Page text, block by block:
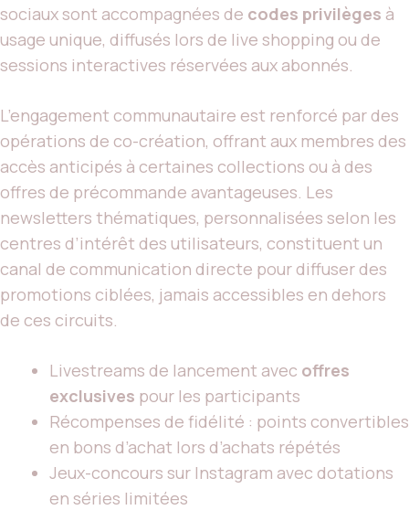
sociaux sont accompagnées de codes privilèges à
usage unique, diffusés lors de live shopping ou de
sessions interactives réservées aux abonnés.
L’engagement communautaire est renforcé par des
opérations de co-création, offrant aux membres des
accès anticipés à certaines collections ou à des
offres de précommande avantageuses. Les
newsletters thématiques, personnalisées selon les
centres d’intérêt des utilisateurs, constituent un
canal de communication directe pour diffuser des
promotions ciblées, jamais accessibles en dehors
de ces circuits.
Livestreams de lancement avec offres
exclusives pour les participants
Récompenses de fidélité : points convertibles
en bons d’achat lors d’achats répétés
Jeux-concours sur Instagram avec dotations
en séries limitées